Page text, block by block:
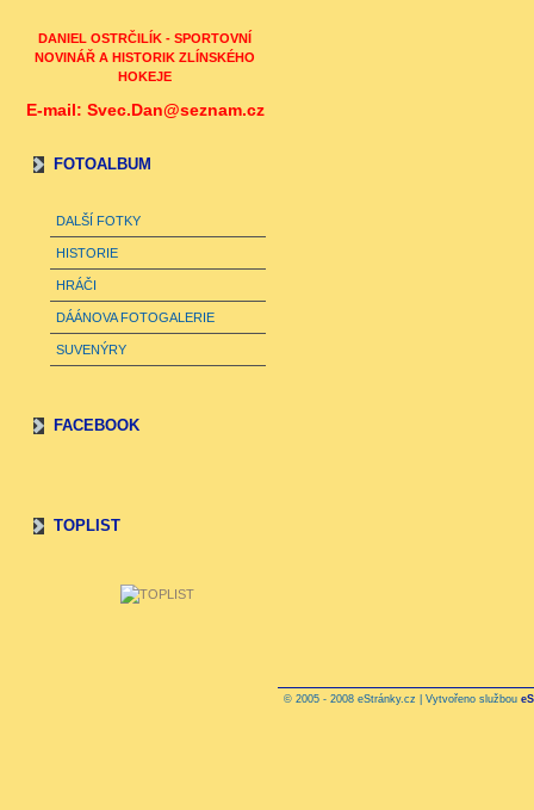
DANIEL OSTRČILÍK - SPORTOVNÍ
NOVINÁŘ A HISTORIK ZLÍNSKÉHO
HOKEJE
E-mail: Svec.Dan@seznam.cz
FOTOALBUM
DALŠÍ FOTKY
HISTORIE
HRÁČI
DÁÁNOVA FOTOGALERIE
SUVENÝRY
FACEBOOK
TOPLIST
© 2005 - 2008 eStránky.cz | Vytvořeno službou